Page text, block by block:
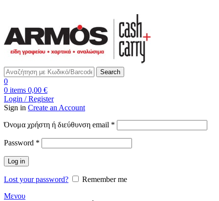
Search
0
0 items 0,00 €
Login / Register
Sign in Create an Account
Όνομα χρήστη ή διεύθυνση email *
Password *
Log in
Lost your password?
Remember me
Μενου